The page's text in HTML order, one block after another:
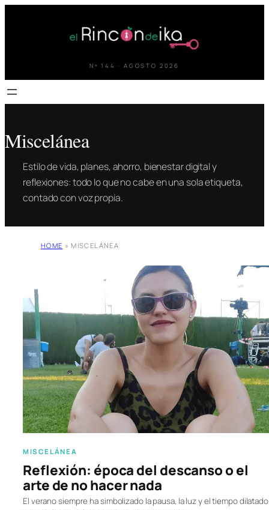
Nº 144 · AGOSTO 2026
Miscelánea
Estilo de vida, planes, ahorro, bienestar digital y
reflexiones: todo lo que no cabe en una sola etiqueta,
contado con voz propia.
HOME » MISCELÁNEA
MISCELÁNEA
Reflexión: época del descanso o el
arte de no hacer nada
El verano siempre ha simbolizado la pausa, la luz y el tiempo dilatado